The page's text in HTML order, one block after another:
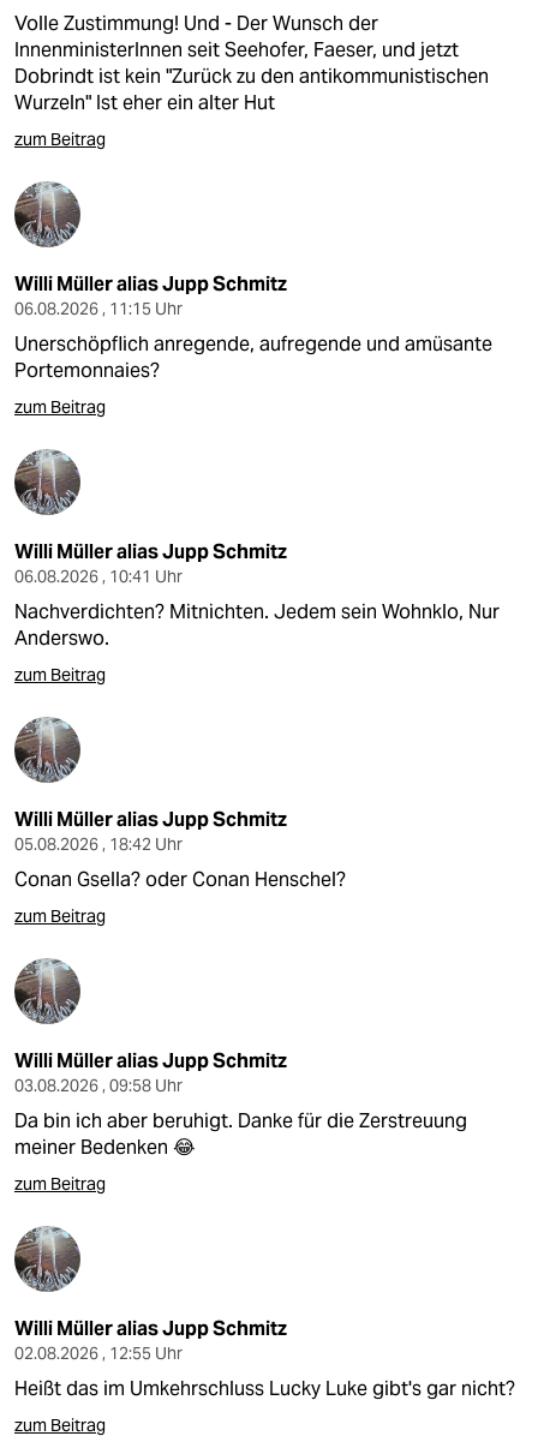
Volle Zustimmung! Und - Der Wunsch der
InnenministerInnen seit Seehofer, Faeser, und jetzt
Dobrindt ist kein "Zurück zu den antikommunistischen
Wurzeln" Ist eher ein alter Hut
zum Beitrag
Willi Müller alias Jupp Schmitz
06.08.2026 , 11:15 Uhr
Unerschöpflich anregende, aufregende und amüsante
Portemonnaies?
zum Beitrag
Willi Müller alias Jupp Schmitz
06.08.2026 , 10:41 Uhr
Nachverdichten? Mitnichten. Jedem sein Wohnklo, Nur
Anderswo.
zum Beitrag
Willi Müller alias Jupp Schmitz
05.08.2026 , 18:42 Uhr
Conan Gsella? oder Conan Henschel?
zum Beitrag
Willi Müller alias Jupp Schmitz
03.08.2026 , 09:58 Uhr
Da bin ich aber beruhigt. Danke für die Zerstreuung
meiner Bedenken 😂
zum Beitrag
Willi Müller alias Jupp Schmitz
02.08.2026 , 12:55 Uhr
Heißt das im Umkehrschluss Lucky Luke gibt's gar nicht?
zum Beitrag